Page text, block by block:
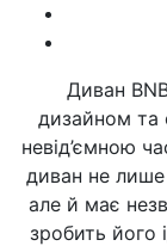
Диван
дизайном та
невід’ємною
диван не
але й має
зробить його